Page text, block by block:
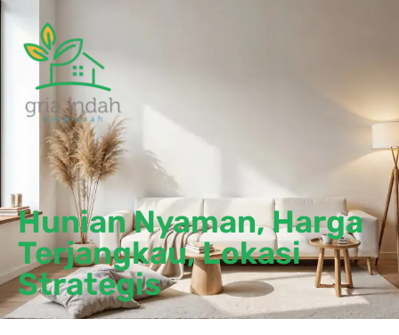
Hunian Nyaman, Harga
Terjangkau, Lokasi
Strategis